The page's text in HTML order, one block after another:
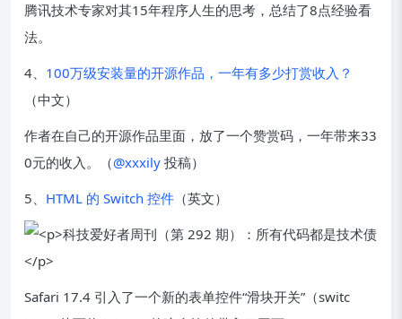
腾讯技术专家对其15年程序人生的思考，总结了8点经验看
法。
4、 100万级安装量的开源作品，一年有多少打赏收入？
（中文）
作者在自己的开源作品里面，放了一个赞赏码，一年带来33
0元的收入。（@xxxily 投稿）
5、 HTML 的 Switch 控件 （英文）
Safari 17.4 引入了一个新的表单控件“滑块开关”（switc